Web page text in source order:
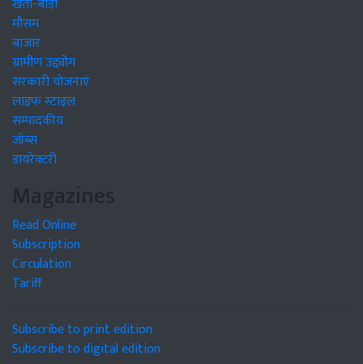
मौसम
बाजार
ग्रामीण उद्द्योग
सरकारी योजनाएं
लाइफ स्टाइल
सम्पादकीय
जॉब्स
डायरेक्टरी
Magazines
Read Online
Subscription
Circulation
Tariff
Subscribe to print edition
Subscribe to digital edition